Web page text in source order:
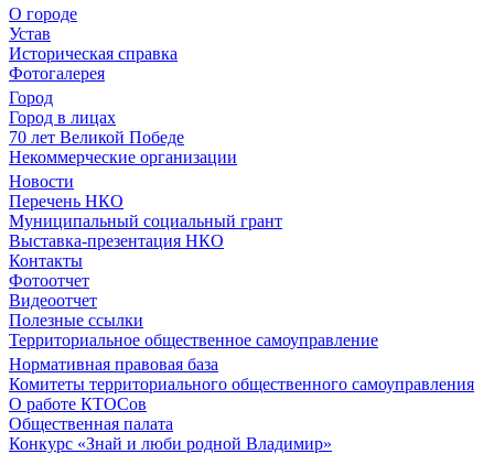
О городе
Устав
Историческая справка
Фотогалерея
Город
Город в лицах
70 лет Великой Победе
Некоммерческие организации
Новости
Перечень НКО
Муниципальный социальный грант
Выставка-презентация НКО
Контакты
Фотоотчет
Видеоотчет
Полезные ссылки
Территориальное общественное самоуправление
Нормативная правовая база
Комитеты территориального общественного самоуправления
О работе КТОСов
Общественная палата
Конкурс «Знай и люби родной Владимир»